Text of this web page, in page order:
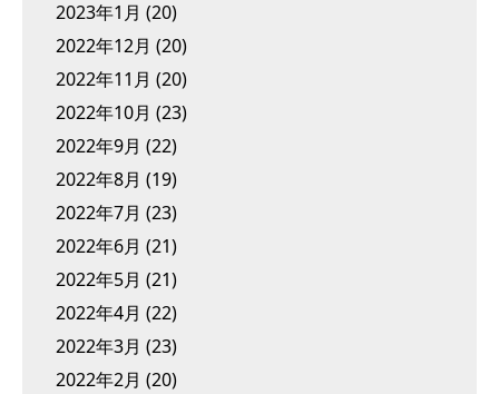
2023年1月 (20)
2022年12月 (20)
2022年11月 (20)
2022年10月 (23)
2022年9月 (22)
2022年8月 (19)
2022年7月 (23)
2022年6月 (21)
2022年5月 (21)
2022年4月 (22)
2022年3月 (23)
2022年2月 (20)